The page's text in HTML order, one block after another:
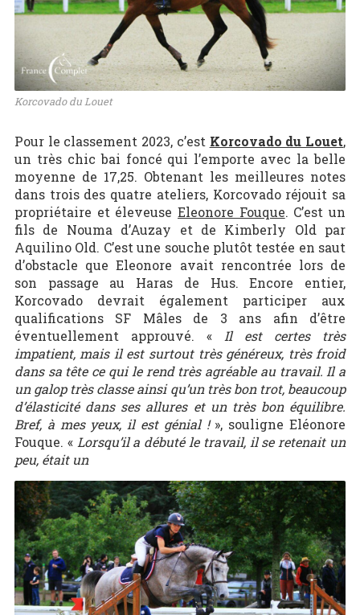
Korcovado du Louet
Pour le classement 2023, c’est Korcovado du Louet,
un très chic bai foncé qui l’emporte avec la belle
moyenne de 17,25. Obtenant les meilleures notes
dans trois des quatre ateliers, Korcovado réjouit sa
propriétaire et éleveuse Eleonore Fouque. C’est un
fils de Nouma d’Auzay et de Kimberly Old par
Aquilino Old. C’est une souche plutôt testée en saut
d’obstacle que Eleonore avait rencontrée lors de
son passage au Haras de Hus. Encore entier,
Korcovado devrait également participer aux
qualifications SF Mâles de 3 ans afin d’être
éventuellement approuvé. « Il est certes très
impatient, mais il est surtout très généreux, très froid
dans sa tête ce qui le rend très agréable au travail. Il a
un galop très classe ainsi qu’un très bon trot, beaucoup
d’élasticité dans ses allures et un très bon équilibre.
Bref, à mes yeux, il est génial ! », souligne Eléonore
Fouque. «Lorsqu’il a débuté le travail, il se retenait un
peu, était un